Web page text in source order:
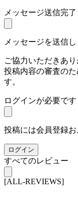
メッセージ送信完了
メッセージを送信し
ご協力いただきあ
投稿内容の審査の
す。
ログインが必要です
投稿には会員登録
ログイン
すべてのレビュー
[ALL-REVIEWS]